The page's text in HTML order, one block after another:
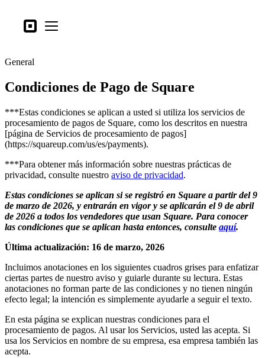
SquareOpen menu
Tipos de negocio
Hardware
Precios
Lo último
Iniciar sesión
Atención al Cliente
Search
Proceso de pago
Tipos de negocio
Alimentos y bebidas
Belleza
Servicios
Todos los tipos de negocio
General
Condiciones de Pago de Square
***Estas condiciones se aplican a usted si utiliza los servicios de
procesamiento de pagos de Square, como los descritos en nuestra
[página de Servicios de procesamiento de pagos]
(https://squareup.com/us/es/payments).
***Para obtener más información sobre nuestras prácticas de
privacidad, consulte nuestro aviso de privacidad.
Estas condiciones se aplican si se registró en Square a partir del 9
de marzo de 2026, y entrarán en vigor y se aplicarán el 9 de abril
de 2026 a todos los vendedores que usan Square. Para conocer
las condiciones que se aplican hasta entonces, consulte aquí.
Última actualización: 16 de marzo, 2026
Incluimos anotaciones en los siguientes cuadros grises para enfatizar
ciertas partes de nuestro aviso y guiarle durante su lectura. Estas
anotaciones no forman parte de las condiciones y no tienen ningún
efecto legal; la intención es simplemente ayudarle a seguir el texto.
En esta página se explican nuestras condiciones para el
procesamiento de pagos. Al usar los Servicios, usted las acepta. Si
usa los Servicios en nombre de su empresa, esa empresa también las
acepta.